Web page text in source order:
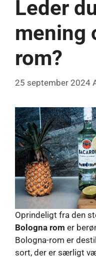
Leder
mening
rom?
25 september 2024
Oprindeligt fra den
Bologna rom er
Bologna-rom er
sort, der er særligt